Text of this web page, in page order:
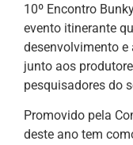
10º Encontro
evento itinerante
desenvolvimento
junto aos
pesquisadores do
Promovido pela
deste ano tem